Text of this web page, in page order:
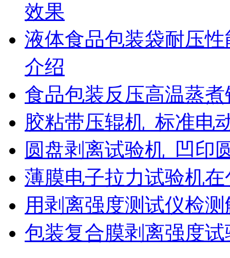
效果
液体食品包装袋耐压
介绍
食品包装反压高温蒸
胶粘带压辊机_标准电
圆盘剥离试验机_凹印
薄膜电子拉力试验机
用剥离强度测试仪检
包装复合膜剥离强度